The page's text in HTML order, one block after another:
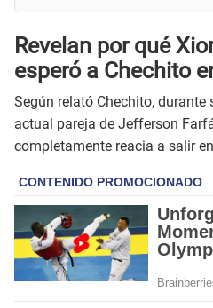
Revelan por qué
esperó a Chechito
Según relató Chechito,
actual pareja de Jefferson
completamente reacia a salir